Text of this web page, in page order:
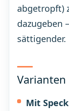
abgetropft)
dazugeben
sättigender.
Varianten
Mit